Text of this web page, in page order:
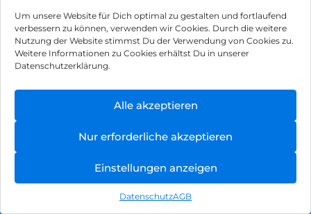
Um unsere Website für Dich optimal zu gestalten und fortlaufend
verbessern zu können, verwenden wir Cookies. Durch die weitere
Nutzung der Website stimmst Du der Verwendung von Cookies zu.
Weitere Informationen zu Cookies erhältst Du in unserer
Datenschutzerklärung.
Alle akzeptieren
Nur erforderliche akzeptieren
Einstellungen anzeigen
DatenschutzAGB
Impressum
Hinweis zur Batterieentsorgung
Newsletter
, Brodos AG – All Rights Reserved.